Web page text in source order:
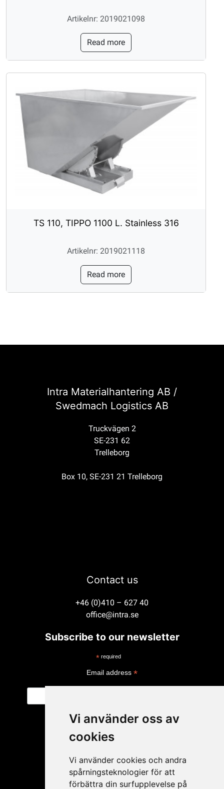
Vi använder oss av
cookies
Vi använder cookies och andra
spårningsteknologier för att
förbättra din surfupplevelse på
Artikelnr: 2019021098
Read more
TS 110, TIPPO 1100 L. Stainless 316
Artikelnr: 2019021118
Read more
Intra Materialhantering AB /
Swedmach Logistics AB
Truckvägen 2
SE-231 62
Trelleborg
Box 10, SE-231 21 Trelleborg
Contact us
+46 (0)410 – 627 40
office@intra.se
Subscribe to our newsletter
* required
Email address *